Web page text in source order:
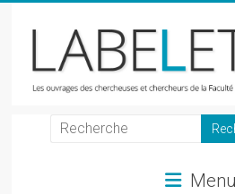
LabeLettres
Menu